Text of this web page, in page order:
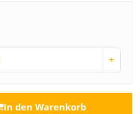
+
In den Warenkorb